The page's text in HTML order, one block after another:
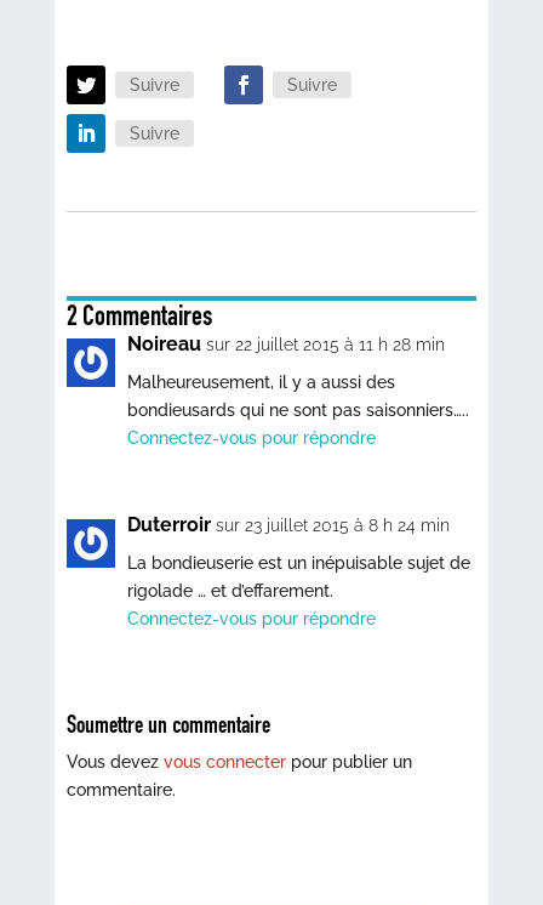
Suivre Suivre
Suivre
2 Commentaires
Noireau sur 22 juillet 2015 à 11 h 28 min
Malheureusement, il y a aussi des
bondieusards qui ne sont pas saisonniers…..
Connectez-vous pour répondre
Duterroir sur 23 juillet 2015 à 8 h 24 min
La bondieuserie est un inépuisable sujet de
rigolade … et d’effarement.
Connectez-vous pour répondre
Soumettre un commentaire
Vous devez vous connecterpour publier un
commentaire.